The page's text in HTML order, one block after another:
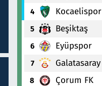
4 Kocaelispor
5 Beşiktaş
6 Eyüpspor
7 Galatasaray
8 Çorum FK